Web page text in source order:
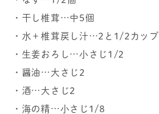
・干し椎茸…中5個
・水＋椎茸戻し汁…2と1/2カップ
・生姜おろし…小さじ1/2
・醤油…大さじ2
・酒…大さじ2
・海の精…小さじ1/8